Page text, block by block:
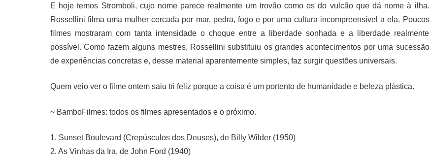
E hoje temos Stromboli, cujo nome parece realmente um trovão como os do vulcão que dá nome à ilha.
Rossellini filma uma mulher cercada por mar, pedra, fogo e por uma cultura incompreensível a ela. Poucos
filmes mostraram com tanta intensidade o choque entre a liberdade sonhada e a liberdade realmente
possível. Como fazem alguns mestres, Rossellini substituiu os grandes acontecimentos por uma sucessão
de experiências concretas e, desse material aparentemente simples, faz surgir questões universais.
Quem veio ver o filme ontem saiu tri feliz porque a coisa é um portento de humanidade e beleza plástica.
~ BamboFilmes: todos os filmes apresentados e o próximo.
1. Sunset Boulevard (Crepúsculos dos Deuses), de Billy Wilder (1950)
2. As Vinhas da Ira, de John Ford (1940)